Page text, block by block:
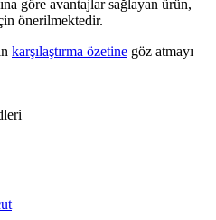
göre avantajlar sağlayan ürün,
önerilmektedir.
karşılaştırma özetine göz atmayı